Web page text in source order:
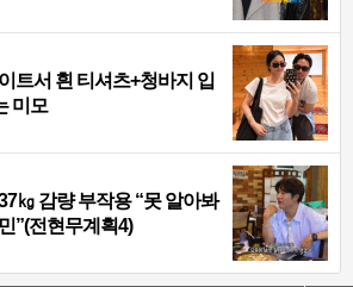
트서 흰 티셔츠+청바지 입
미모
㎏ 감량 부작용 “못 알아봐
”(전현무계획4)